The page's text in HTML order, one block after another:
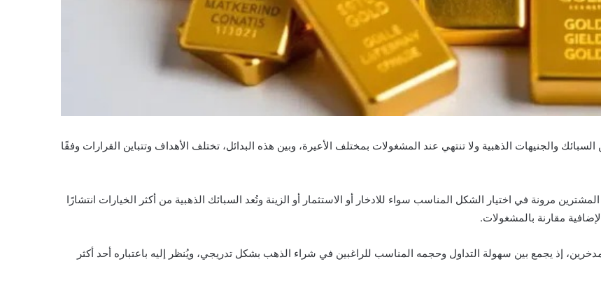
والجنيهات الذهبية ولا تنتهي عند المشغولات بمختلف الأعيرة، وبين هذه البدائل، تختلف الأهداف وتتباين القرارات وفقًا
مرونة في اختيار الشكل المناسب سواء للادخار أو الاستثمار أو الزينة وتُعد السبائك الذهبية من أكثر الخيارات انتشارًا
مقارنة بالمشغولات.
إذ يجمع بين سهولة التداول وحجمه المناسب للراغبين في شراء الذهب بشكل تدريجي، ويُنظر إليه باعتباره أحد أكثر